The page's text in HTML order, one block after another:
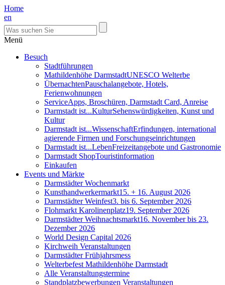
Home
en
Menü
Besuch
Stadtführungen
Mathildenhöhe DarmstadtUNESCO Welterbe
ÜbernachtenPauschalangebote, Hotels,
Ferienwohnungen
ServiceApps, Broschüren, Darmstadt Card, Anreise
Darmstadt ist...KulturSehenswürdigkeiten, Kunst und
Kultur
Darmstadt ist...WissenschaftErfindungen, international
agierende Firmen und Forschungseinrichtungen
Darmstadt ist...LebenFreizeitangebote und Gastronomie
Darmstadt ShopTouristinformation
Einkaufen
Events und Märkte
Darmstädter Wochenmarkt
Kunsthandwerkermarkt15. + 16. August 2026
Darmstädter Weinfest3. bis 6. September 2026
Flohmarkt Karolinenplatz19. September 2026
Darmstädter Weihnachtsmarkt16. November bis 23.
Dezember 2026
World Design Capital 2026
Kirchweih Veranstaltungen
Darmstädter Frühjahrsmess
Welterbefest Mathildenhöhe Darmstadt
Alle Veranstaltungstermine
Standplatzbewerbungen Veranstaltungen